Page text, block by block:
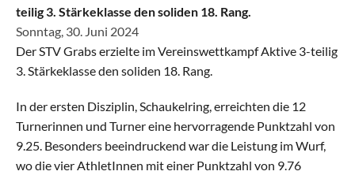
Sponsoren
Aktive
Alle Riegen
Schaukelring
teilig 3. Stärkeklasse den soliden 18. Rang.
Sonntag, 30. Juni 2024
Der STV Grabs erzielte im Vereinswettkampf Aktive 3-teilig
3. Stärkeklasse den soliden 18. Rang.
In der ersten Disziplin, Schaukelring, erreichten die 12
Turnerinnen und Turner eine hervorragende Punktzahl von
9.25. Besonders beeindruckend war die Leistung im Wurf,
wo die vier AthletInnen mit einer Punktzahl von 9.76